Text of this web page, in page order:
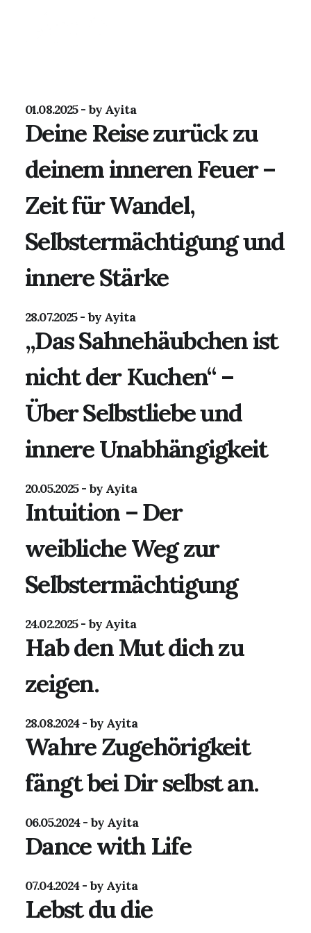
01.08.2025 by Ayita
Deine Reise zurück zu
deinem inneren Feuer –
Zeit für Wandel,
Selbstermächtigung und
innere Stärke
28.07.2025 by Ayita
„Das Sahnehäubchen ist
nicht der Kuchen“ –
Über Selbstliebe und
innere Unabhängigkeit
20.05.2025 by Ayita
Intuition – Der
weibliche Weg zur
Selbstermächtigung
24.02.2025 by Ayita
Hab den Mut dich zu
zeigen.
28.08.2024 by Ayita
Wahre Zugehörigkeit
fängt bei Dir selbst an.
06.05.2024 by Ayita
Dance with Life
07.04.2024 by Ayita
Lebst du die